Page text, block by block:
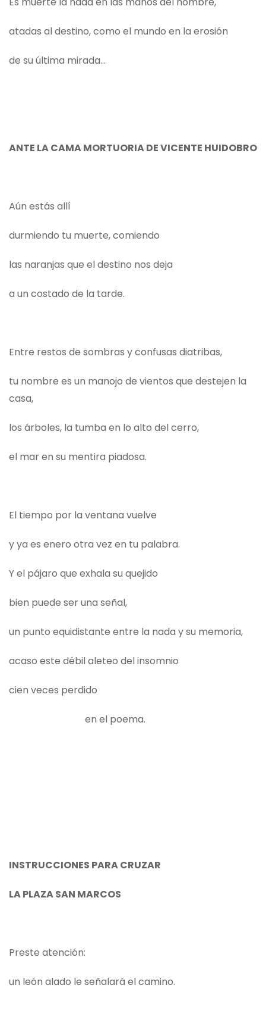
atadas al destino, como el mundo en la erosión
de su última mirada…
ANTE LA CAMA MORTUORIA DE VICENTE HUIDOBRO
Aún estás allí
durmiendo tu muerte, comiendo
las naranjas que el destino nos deja
a un costado de la tarde.
Entre restos de sombras y confusas diatribas,
tu nombre es un manojo de vientos que destejen la
casa,
los árboles, la tumba en lo alto del cerro,
el mar en su mentira piadosa.
El tiempo por la ventana vuelve
y ya es enero otra vez en tu palabra.
Y el pájaro que exhala su quejido
bien puede ser una señal,
un punto equidistante entre la nada y su memoria,
acaso este débil aleteo del insomnio
cien veces perdido
en el poema.
INSTRUCCIONES PARA CRUZAR
LA PLAZA SAN MARCOS
Preste atención:
un león alado le señalará el camino.